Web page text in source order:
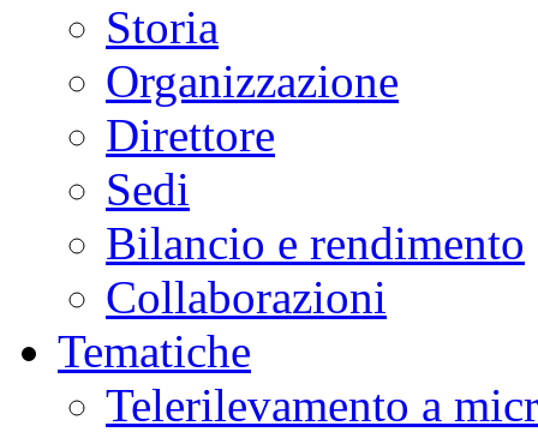
Storia
Organizzazione
Direttore
Sedi
Bilancio e rendimento
Collaborazioni
Tematiche
Telerilevamento a